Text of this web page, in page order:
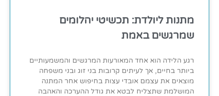
מתנות ליולדת: תכשיטי יהלומים
שמרגשים באמת
רגע הלידה הוא אחד המאורעות המרגשים והמשמעותיים
ביותר בחיים, אך לעיתים קרובות בני זוג ובני משפחה
מוצאים את עצמם אובדי עצות בחיפוש אחר המתנה
המושלמת שתצליח לבטא את גודל ההערכה והאהבה